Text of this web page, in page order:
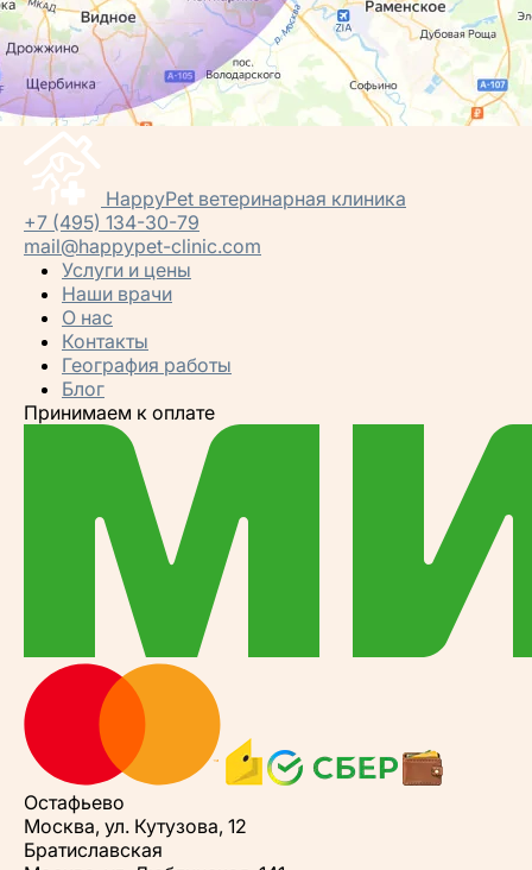
HappyPet ветеринарная клиника
+7 (495) 134-30-79
mail@happypet-clinic.com
Услуги и цены
Наши врачи
О нас
Контакты
География работы
Блог
Принимаем к оплате
Остафьево
Москва, ул. Кутузова, 12
Братиславская